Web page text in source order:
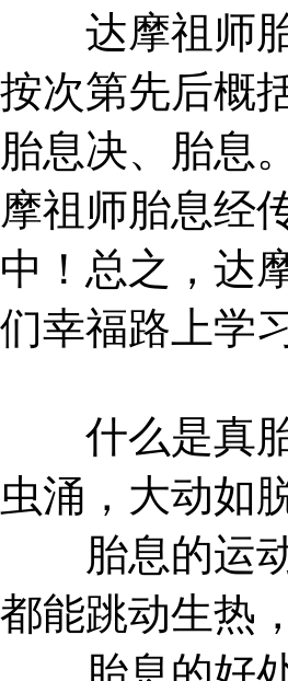
达摩祖师胎
按次第先后概
胎息决、胎息
摩祖师胎息经
中！总之，达
们幸福路上学
什么是真胎
虫涌，大动如
胎息的运动
都能跳动生热